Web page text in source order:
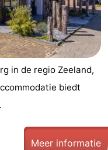
in de regio Zeeland,
biedt
Meer informatie